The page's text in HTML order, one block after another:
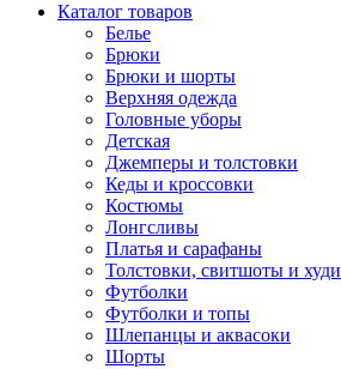
Каталог товаров
Белье
Брюки
Брюки и шорты
Верхняя одежда
Головные уборы
Детская
Джемперы и толстовки
Кеды и кроссовки
Костюмы
Лонгсливы
Платья и сарафаны
Толстовки, свитшоты и худи
Футболки
Футболки и топы
Шлепанцы и аквасоки
Шорты